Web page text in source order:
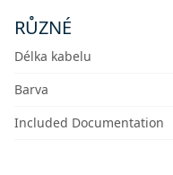
RŮZNÉ
Délka kabelu
Barva
Included Documentation